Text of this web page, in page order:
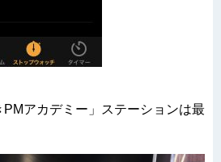
PMアカデミー」ステーションは最